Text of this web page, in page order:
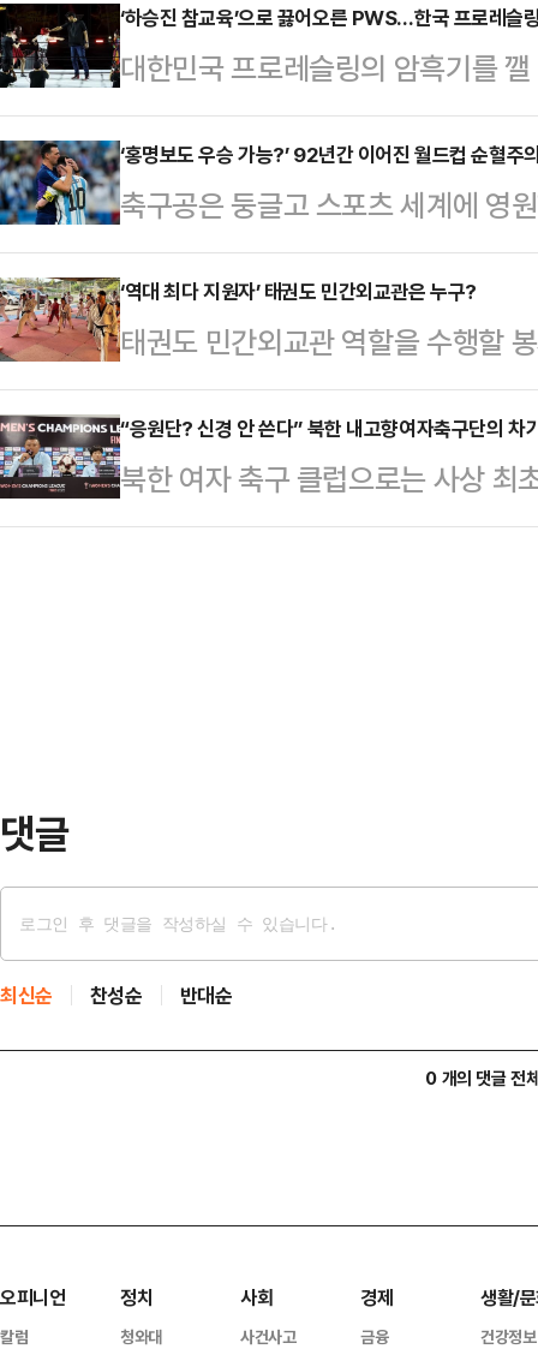
입증했다. 해외 골프 여행 비용이
링크스 코스를 경험할 수 있다는 입
쏠리고 있다.파인비치는 최근 발표
대중제 부문 1위에 선정됐다. 총점
운데 유일하게 800점을 돌파했고,
서도 최고 수준…
‘하승진 참교육’으로 끓어오른 PWS…한국 프로레슬
대한민국 프로레슬링의 암흑기
형 이벤트 ‘레슬네이션 2’를 성공
과거 한국 프로레슬링이 이왕표 세
리, PWS는 현대적인 북미식 엔터
호탄을 쏘아 올리고 있다.사실
도 평택의 작은 체육관이나 야외 가
으로 고군분투하던 단체였다. 그러
들의 …
‘홍명보도 우승 가능?’ 92년간 이어진 월드컵 순혈주
축구공은 둥글고 스포츠 세계에 영
적이 연출되는 국제축구연맹
번의 예외도 허용하지 않은 징크스
오직 자국 출신 지도자만이 들어 올
으로 확대된 2026 FIFA 북중미 월
축구 팬들의 시선이 다시 한 번 축
를 치르며 유지되어 온 ‘자국 출신
까…
‘역대 최다 지원자’ 태권도 민간외교관은 누구?
태권도 민간외교관 역할을 수행할
권도진흥재단(이사장 김중헌)은 ‘
의 일환으로 해외에서 태권도 보급
태권도 봉사단’ 지원자를 모집한
나타냈다고 밝혔다.‘청년 케이(K)-
“응원단? 신경 안 쓴다” 북한 내고향여자축구단의 차
북한 여자 축구 클럽으로는 사상 최
(이하 내고향)’이 수원FC 위민과의
댓글
최신순 찬성순 반대순
0 개의 댓글 전
오피니언
칼럼
정치
청와대
사회
사건사고
경제
금융
생활/
건강정보